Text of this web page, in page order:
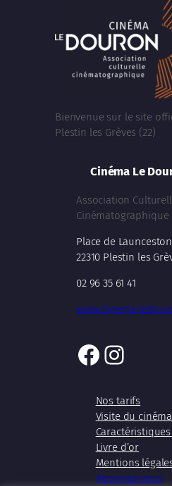
Bienvenue sur le site
Plestin les Grèves (22)
Cinéma Le
Association
Cinématographique
Place de Launceston
22310 Plestin les
02 96 35 61 41
www.cinema-
Facebook
Nos tarifs
Visite du cinéma
Livre d’or
Mentions
Abonnez-vous